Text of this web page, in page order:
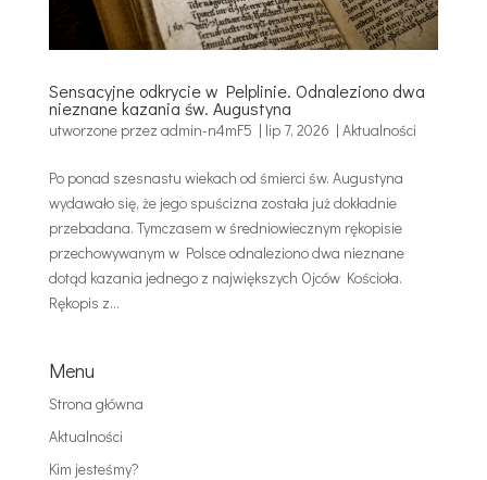
Sensacyjne odkrycie w Pelplinie. Odnaleziono dwa
nieznane kazania św. Augustyna
utworzone przez admin-n4mF5 | lip 7, 2026 | Aktualności
Po ponad szesnastu wiekach od śmierci św. Augustyna
wydawało się, że jego spuścizna została już dokładnie
przebadana. Tymczasem w średniowiecznym rękopisie
przechowywanym w Polsce odnaleziono dwa nieznane
dotąd kazania jednego z największych Ojców Kościoła.
Rękopis z...
Menu
Strona główna
Aktualności
Kim jesteśmy?